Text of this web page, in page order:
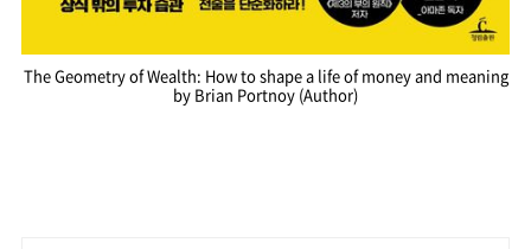
The Geometry of Wealth: How to shape a life of money and meaning
by Brian Portnoy (Author)